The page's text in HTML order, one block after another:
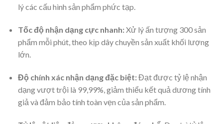
lý các cấu hình sản phẩm phức tạp.
Tốc độ nhận dạng cực nhanh:Xử lý ấn tượng 300 sản
phẩm mỗi phút, theo kịp dây chuyền sản xuất khối lượng
lớn.
Độ chính xác nhận dạng đặc biệt:Đạt được tỷ lệ nhận
dạng vượt trội là 99,99%, giảm thiểu kết quả dương tính
giả và đảm bảo tính toàn vẹn của sản phẩm.